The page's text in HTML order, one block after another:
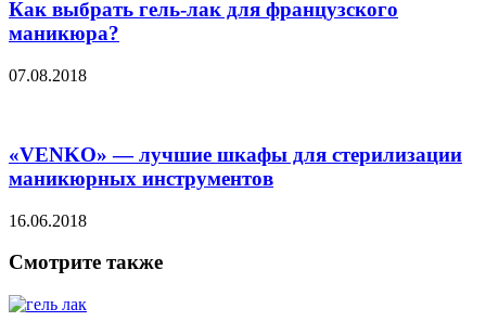
Как выбрать гель-лак для французского
маникюра?
07.08.2018
«VENKO» — лучшие шкафы для стерилизации
маникюрных инструментов
16.06.2018
Смотрите также